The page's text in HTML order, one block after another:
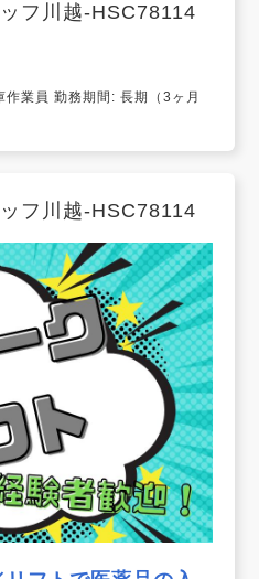
フ川越-HSC78114
業員 勤務期間: 長期（3ヶ月
フ川越-HSC78114